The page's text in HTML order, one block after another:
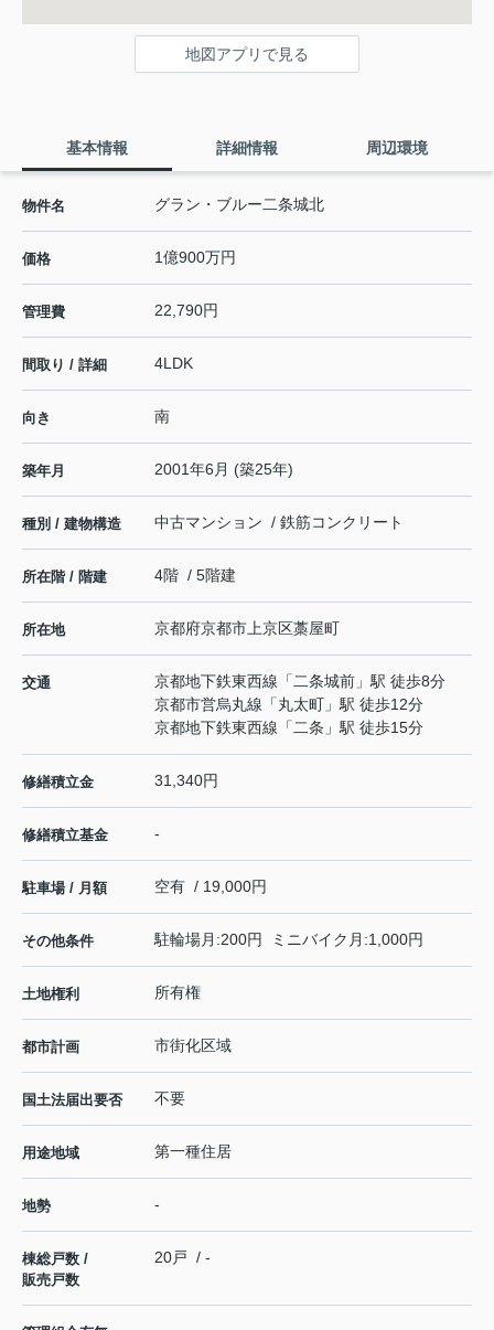
地図アプリで見る
基本情報 詳細情報 周辺環境
物件名 グラン・ブルー二条城北
価格 1億900万円
管理費 22,790円
間取り / 詳細 4LDK
向き 南
築年月 2001年6月 (築25年)
種別 / 建物構造 中古マンション / 鉄筋コンクリート
所在階 / 階建 4階 / 5階建
所在地 京都府京都市上京区藁屋町
交通 京都地下鉄東西線 「 二条城前 」駅 徒歩8分
京都市営烏丸線 「丸太町 」駅 徒歩12分
京都地下鉄東西線 「 二条 」駅 徒歩15分
修繕積立金 31,340円
修繕積立基金 -
駐車場 / 月額 空有 / 19,000円
その他条件 駐輪場月:200円 ミニバイク月:1,000円
土地権利 所有権
都市計画 市街化区域
国土法届出要否 不要
用途地域 第一種住居
地勢 -
棟総戸数 /
販売戸数
20戸 / -